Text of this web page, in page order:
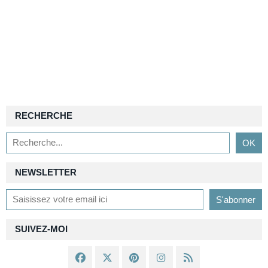
NEWSLETTER
SUIVEZ-MOI
RECHERCHE